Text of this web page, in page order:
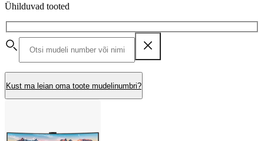
Ühilduvad tooted
Kust ma leian oma toote mudelinumbri?